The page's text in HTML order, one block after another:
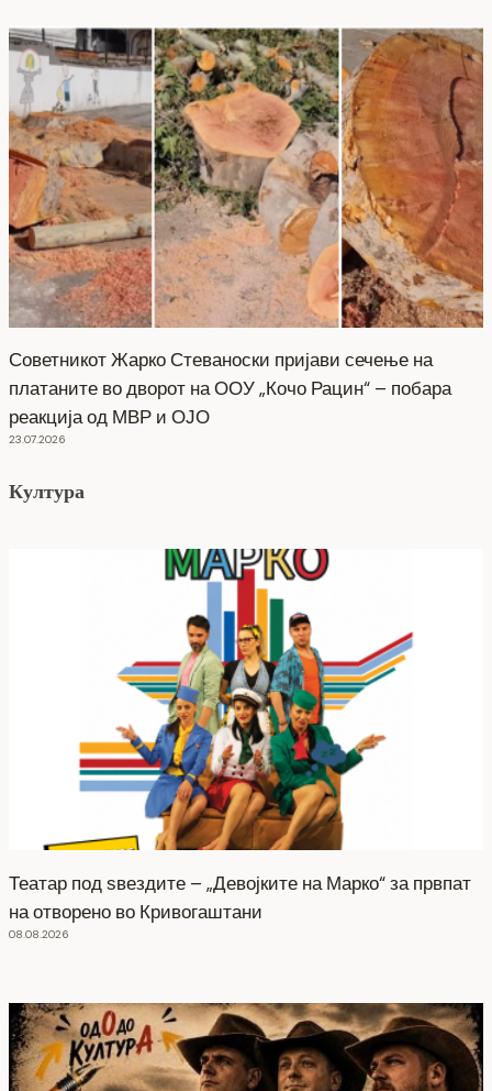
Советникот Жарко Стеваноски пријави сечење на
платаните во дворот на ООУ „Кочо Рацин“ – побара
реакција од МВР и ОЈО
23.07.2026
Култура
Театар под ѕвездите – „Девојките на Марко“ за првпат
на отворено во Кривогаштани
08.08.2026